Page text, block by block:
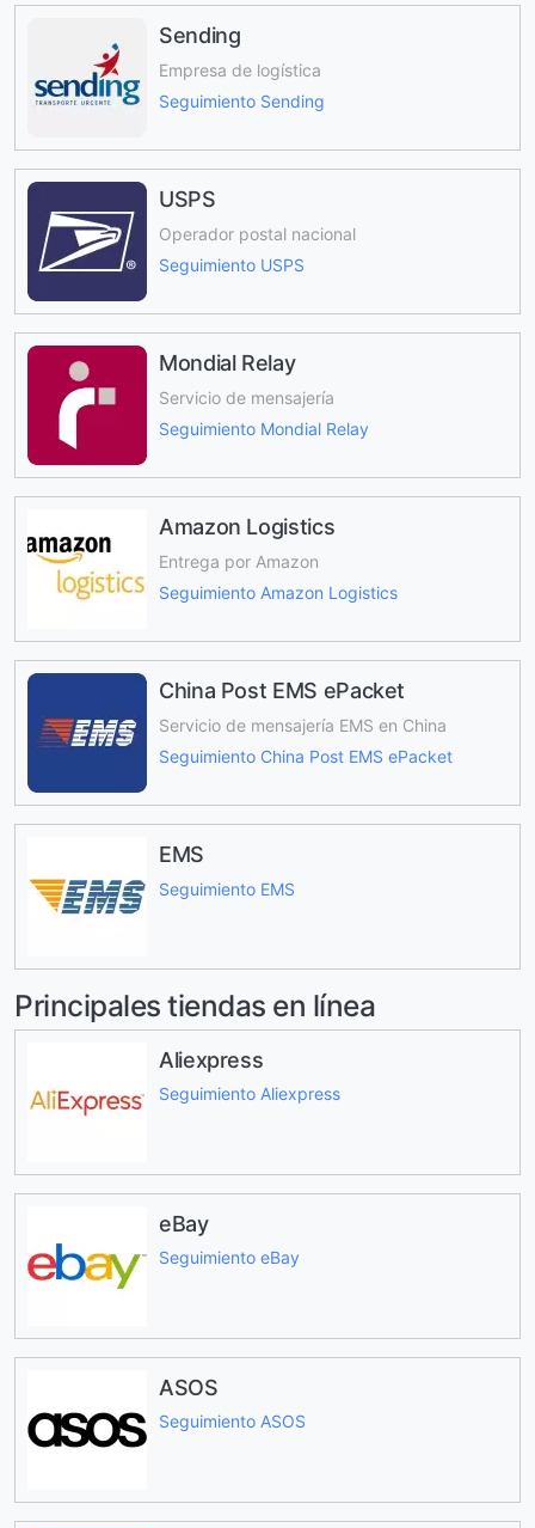
Sending
Empresa de logística
Seguimiento Sending
USPS
Operador postal nacional
Seguimiento USPS
Mondial Relay
Servicio de mensajería
Seguimiento Mondial Relay
Amazon Logistics
Entrega por Amazon
Seguimiento Amazon Logistics
China Post EMS ePacket
Servicio de mensajería EMS en China
Seguimiento China Post EMS ePacket
EMS
Seguimiento EMS
Principales tiendas en línea
Aliexpress
Seguimiento Aliexpress
eBay
Seguimiento eBay
ASOS
Seguimiento ASOS